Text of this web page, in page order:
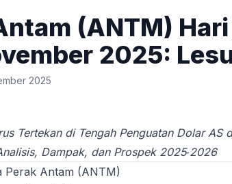
(ANTM) Hari
2025:
2025
Tertekan di Tengah Penguatan Dolar AS
Dampak, dan Prospek 2025‑2026
Perak Antam (ANTM)